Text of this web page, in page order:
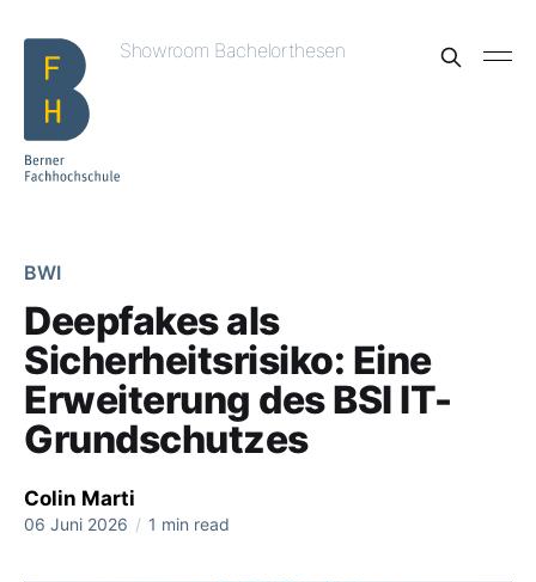
Showroom Bachelorthesen
BWI
Deepfakes als
Sicherheitsrisiko: Eine
Erweiterung des BSI IT-
Grundschutzes
Colin Marti
06 Juni 2026 / 1 min read